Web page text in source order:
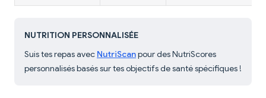
NUTRITION PERSONNALISÉE
Suis tes repas avec NutriScanpour des NutriScores
personnalisés basés sur tes objectifs de santé spécifiques !